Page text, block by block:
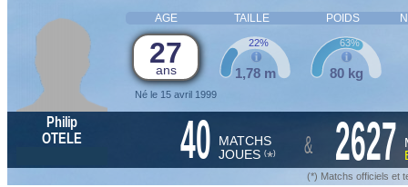
AGE TAILLE POIDS
27
ans
Né le 15 avril 1999
1,78 m
22%
80 kg
63%
Philip
OTELE
40 MATCHS
JOUES (*) & 2627
(*) Matchs officiels et